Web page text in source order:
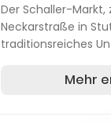
Der Schaller-
Neckarstraße in
traditionsreiches
steht. Gegründet
Mehr